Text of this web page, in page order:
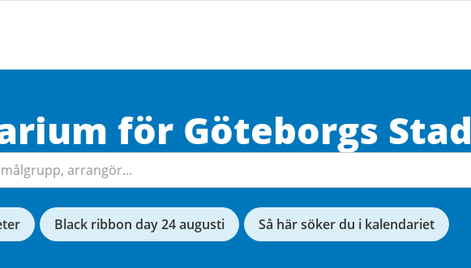
för Göteborgs Stad
Black ribbon day 24 augusti Så här söker du i kalendariet